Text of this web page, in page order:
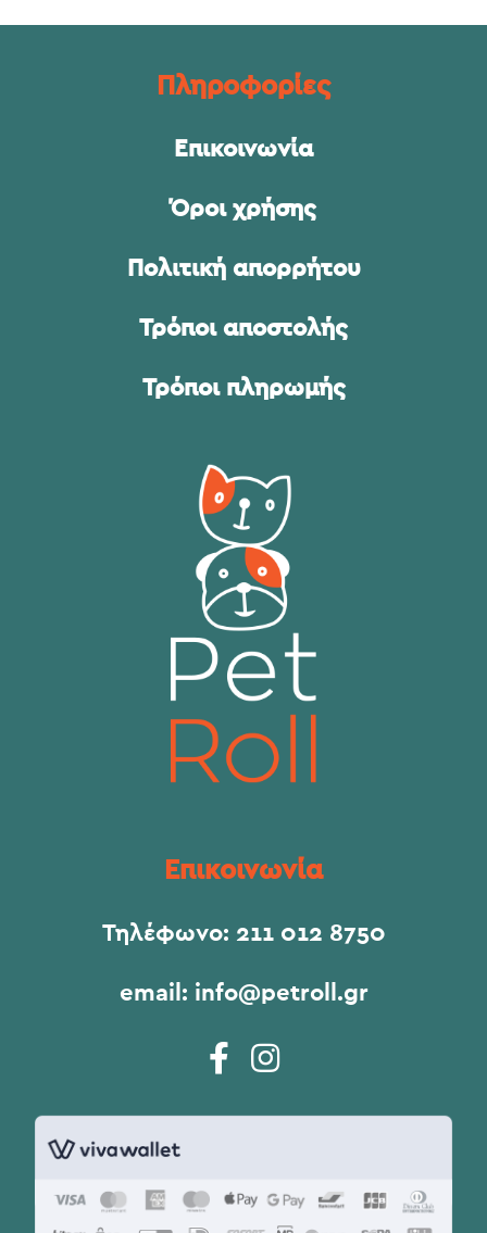
Πληροφορίες
Επικοινωνία
Όροι χρήσης
Πολιτική απορρήτου
Τρόποι αποστολής
Τρόποι πληρωμής
Επικοινωνία
Τηλέφωνο: 211 012 8750
email: info@petroll.gr